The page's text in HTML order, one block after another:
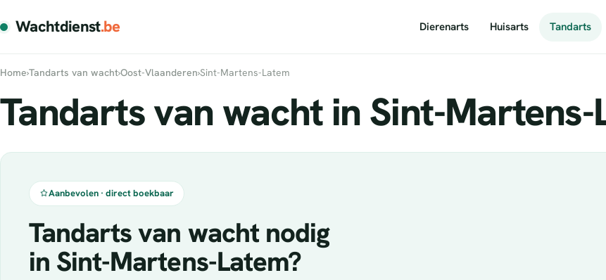
Wachtdienst.be Dierenarts Huisarts Tandarts
Home›Tandarts van wacht›Oost-Vlaanderen›Sint-Martens-Latem
Tandarts van wacht in Sint-Martens-
Aanbevolen · direct boekbaar
Tandarts van wacht nodig
in Sint-Martens-Latem?